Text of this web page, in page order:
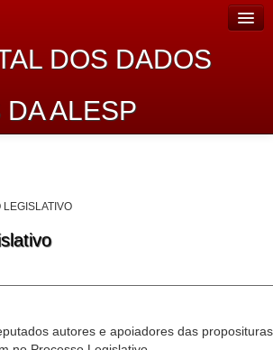
DOS DADOS
ALESP
Abertos
LEGISLATIVO
autores e apoiadores das proposituras